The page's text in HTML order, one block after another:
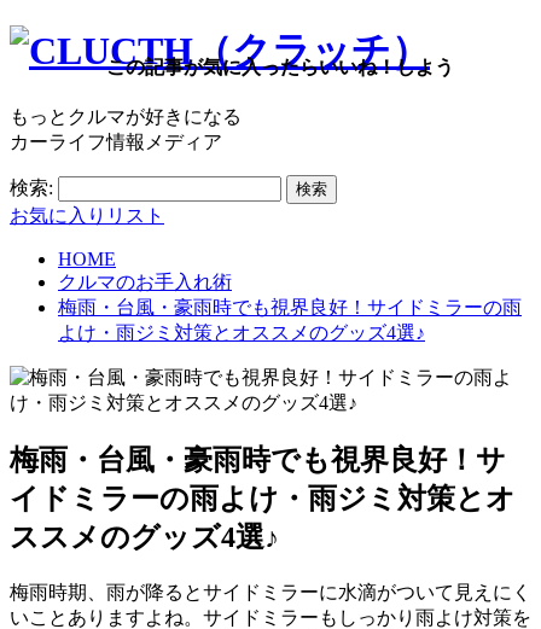
もっとクルマが好きになる
カーライフ情報メディア
検索:
お気に入りリスト
HOME
クルマのお手入れ術
梅雨・台風・豪雨時でも視界良好！サイドミラーの雨
よけ・雨ジミ対策とオススメのグッズ4選♪
梅雨・台風・豪雨時でも視界良好！サ
イドミラーの雨よけ・雨ジミ対策とオ
ススメのグッズ4選♪
梅雨時期、雨が降るとサイドミラーに水滴がついて見えにく
いことありますよね。サイドミラーもしっかり雨よけ対策を
この記事が気に入ったらいいね！しよう